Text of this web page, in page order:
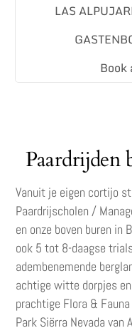
LAS
Vanuit je eigen cortijo
Paardrijscholen /
en onze boven buren in
ook 5 tot 8-daagse
adembenemende
achtige witte dorpjes
prachtige Flora &
Park Siërra Nevada van